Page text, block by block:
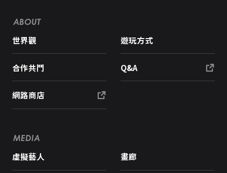
ABOUT
世界觀 遊玩方式
合作共鬥 Q&A
網路商店
MEDIA
虛擬藝人 畫廊